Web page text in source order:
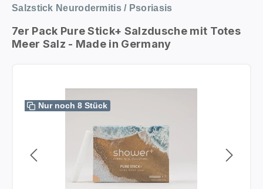
Salzstick Neurodermitis / Psoriasis
7er Pack Pure Stick+ Salzdusche mit Totes
Meer Salz - Made in Germany
Nur noch 8 Stück